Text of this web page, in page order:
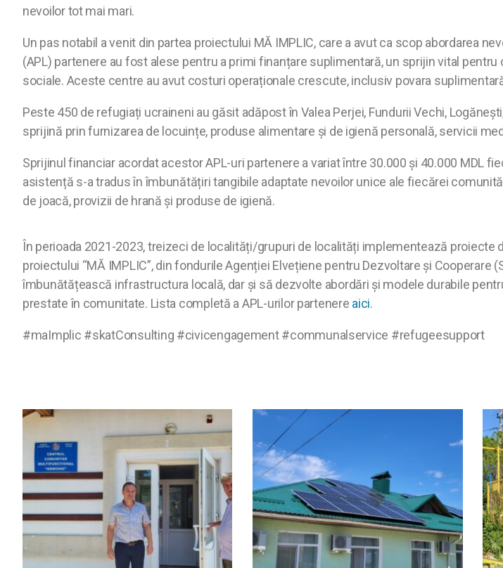
nevoilor tot mai mari.
Un pas notabil a venit din partea proiectului MĂ IMPLIC, care a avut ca scop abordarea
(APL) partenere au fost alese pentru a primi finanțare suplimentară, un sprijin vital
sociale. Aceste centre au avut costuri operaționale crescute, inclusiv povara
Peste 450 de refugiați ucraineni au găsit adăpost în Valea Perjei, Fundurii Vechi,
sprijină prin furnizarea de locuințe, produse alimentare și de igienă personală, servicii
Sprijinul financiar acordat acestor APL-uri partenere a variat între 30.000 și 40.000 MDL
asistență s-a tradus în îmbunătățiri tangibile adaptate nevoilor unice ale fiecărei
de joacă, provizii de hrană și produse de igienă.
În perioada 2021-2023, treizeci de localități/grupuri de localități implementează
proiectului “MĂ IMPLIC”, din fondurile Agenției Elvețiene pentru Dezvoltare şi
îmbunătățească infrastructura locală, dar și să dezvolte abordări și modele durabile
prestate în comunitate. Lista completă a APL-urilor partenere aici.
#maImplic #skatConsulting #civicengagement #communalservice #refugeesupport